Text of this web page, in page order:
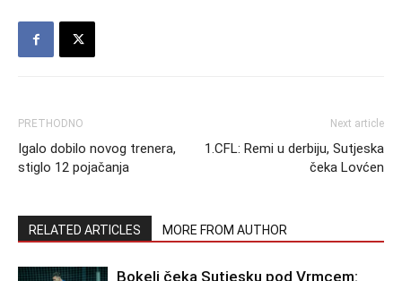
PRETHODNO
Igalo dobilo novog trenera,
stiglo 12 pojačanja
Next article
1.CFL: Remi u derbiju, Sutjeska
čeka Lovćen
RELATED ARTICLES MORE FROM AUTHOR
Bokelj čeka Sutjesku pod Vrmcem: